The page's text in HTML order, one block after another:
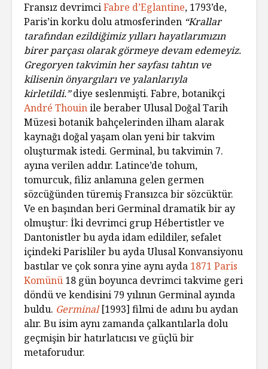
Fransız devrimciFabre d’Eglantine, 1793’de,
Paris’in korku dolu atmosferinden “Krallar
tarafından ezildiğimiz yılları hayatlarımızın
birer parçası olarak görmeye devam edemeyiz.
Gregoryen takvimin her sayfası tahtın ve
kilisenin önyargıları ve yalanlarıyla
kirletildi.”diye seslenmişti. Fabre, botanikçi
André Thouinile beraber Ulusal Doğal Tarih
Müzesi botanik bahçelerinden ilham alarak
kaynağı doğal yaşam olan yeni bir takvim
oluşturmak istedi. Germinal, bu takvimin 7.
ayına verilen addır. Latince’de tohum,
tomurcuk, filiz anlamına gelen germen
sözcüğünden türemiş Fransızca bir sözcüktür.
Ve en başından beri Germinal dramatik bir ay
olmuştur: İki devrimci grup Hébertistler ve
Dantonistler bu ayda idam edildiler, sefalet
içindeki Parisliler bu ayda Ulusal Konvansiyonu
bastılar ve çok sonra yine aynı ayda 1871 Paris
Komünü 18 gün boyunca devrimci takvime geri
döndü ve kendisini 79 yılının Germinal ayında
buldu. Germinal[1993] filmi de adını bu aydan
alır. Bu isim aynı zamanda çalkantılarla dolu
geçmişin bir hatırlatıcısı ve güçlü bir
metaforudur.